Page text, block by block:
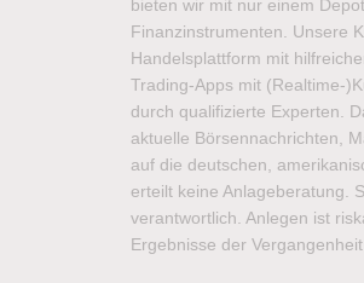
bieten wir mit nur einem
Finanzinstrumenten. Unsere
Handelsplattform mit
Trading-Apps mit (Realtime-
durch qualifizierte Experten.
aktuelle Börsennachrichten,
auf die deutschen,
erteilt keine Anlageberatung.
verantwortlich. Anlegen ist
Ergebnisse der